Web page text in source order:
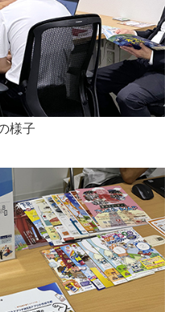
様子